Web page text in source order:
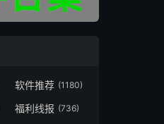
软件推荐 (1180)
福利线报 (736)